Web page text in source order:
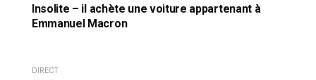
Insolite – il achète une voiture appartenant à
Emmanuel Macron
DIRECT